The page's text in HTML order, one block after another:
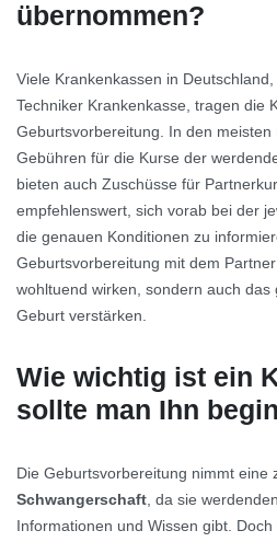
übernommen?
Viele Krankenkassen in
Techniker Krankenkasse, tragen die
Geburtsvorbereitung. In den meisten
Gebühren für die Kurse der
bieten auch Zuschüsse für
empfehlenswert, sich vorab bei der
die genauen Konditionen zu
Geburtsvorbereitung mit dem
wohltuend wirken, sondern auch
Geburt verstärken.
Wie wichtig ist ein
sollte man Ihn
Die Geburtsvorbereitung nimmt eine
Schwangerschaft, da sie
Informationen und Wissen gibt.